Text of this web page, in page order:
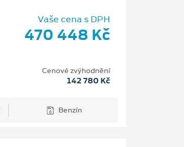
Vaše cena s DPH
470 448 Kč
Cenové zvýhodnění
142 780 Kč
Benzín